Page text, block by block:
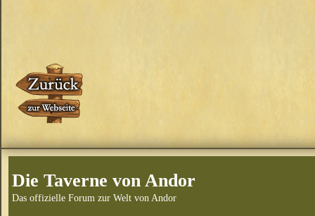
Die Taverne von Andor
Das offizielle Forum zur Welt von Andor